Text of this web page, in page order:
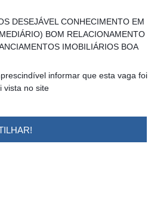
DESEJÁVEL CONHECIMENTO EM
BOM RELACIONAMENTO
IMOBILIÁRIOS BOA
informar que esta vaga foi
vista no site